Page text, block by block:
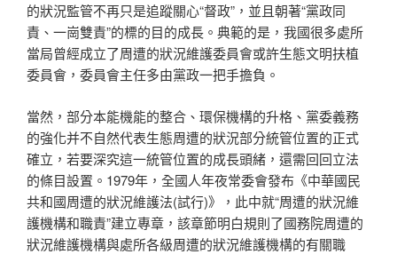
的狀況監管不再只是追蹤關心“督政”，並且朝著“黨政同
責、一崗雙責”的標的目的成長。典範的是，我國很多處所
當局曾經成立了周遭的狀況維護委員會或許生態文明扶植
委員會，委員會主任多由黨政一把手擔負。
當然，部分本能機能的整合、環保機構的升格、黨委義務
的強化并不自然代表生態周遭的狀況部分統管位置的正式
確立，若要深究這一統管位置的成長頭緒，還需回回立法
的條目設置。1979年，全國人年夜常委會發布《中華國民
共和國周遭的狀況維護法(試行)》，此中就“周遭的狀況維
護機構和職責”建立專章，該章節明白規則了國務院周遭的
狀況維護機構與處所各級周遭的狀況維護機構的有關職